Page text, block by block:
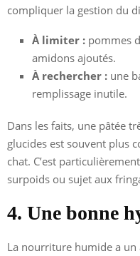
compliquer la gestion du
À limiter : pommes
amidons ajoutés.
À rechercher : une
remplissage inutile.
Dans les faits, une pâtée
glucides est souvent plus
chat. C’est
surpoids ou sujet aux
4. Une bonne
La nourriture humide a